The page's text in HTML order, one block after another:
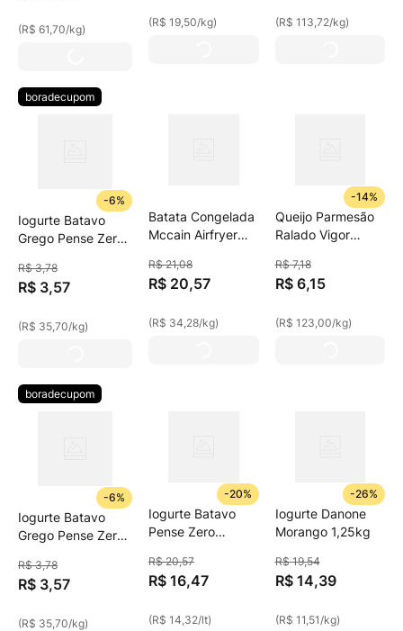
(R$ 61,70/kg)
(R$ 19,50/kg) (R$ 113,72/kg)
boradecupom
-6%
Iogurte Batavo
Grego Pense Zero
R$ 3,78
R$ 3,57
(R$ 35,70/kg)
Batata Congelada
Mccain Airfryer
R$ 21,08
R$ 20,57
(R$ 34,28/kg)
-14%
Queijo Parmesão
Ralado Vigor
R$ 7,18
R$ 6,15
(R$ 123,00/kg)
boradecupom
-6%
Iogurte Batavo
Grego Pense Zero
R$ 3,78
R$ 3,57
(R$ 35,70/kg)
-20%
Iogurte Batavo
Pense Zero
Zero Lactose,
Sem Adição De
Embalagem
R$ 20,57
R$ 16,47
(R$ 14,32/lt)
-26%
Iogurte Danone
Morango 1,25kg
R$ 19,54
R$ 14,39
(R$ 11,51 /kg)